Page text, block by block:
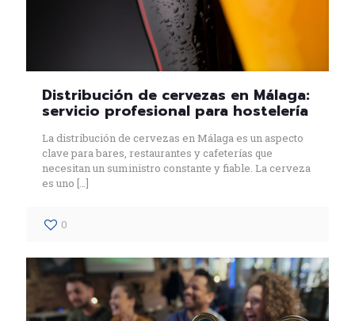
Distribución de cervezas en Málaga:
servicio profesional para hostelería
La distribución de cervezas en Málaga es un aspecto
clave para bares, restaurantes y cafeterías que
necesitan un suministro constante y fiable. La cerveza
es uno […]
0